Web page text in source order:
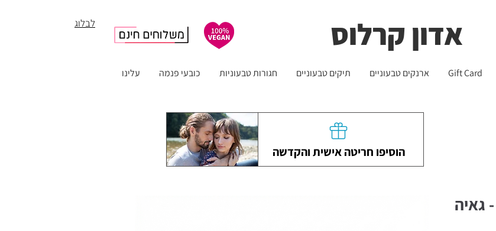
לבלוג אדון קרלוס
Gift Card ארנקים טבעוניים תיקים טבעוניים חגורות טבעוניות כובעי פנמה עלינו
הוסיפו חריטה אישית והקדשה
גאיה